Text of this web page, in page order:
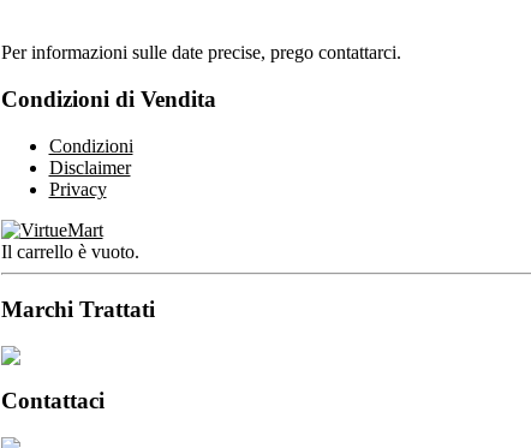
Per informazioni sulle date precise, prego contattarci.
Condizioni di Vendita
Condizioni
Disclaimer
Privacy
Il carrello è vuoto.
Marchi Trattati
Contattaci